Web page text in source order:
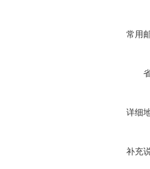
常用
详细
补充